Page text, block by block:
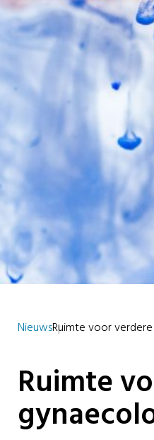
NieuwsRuimte voor
Ruimte